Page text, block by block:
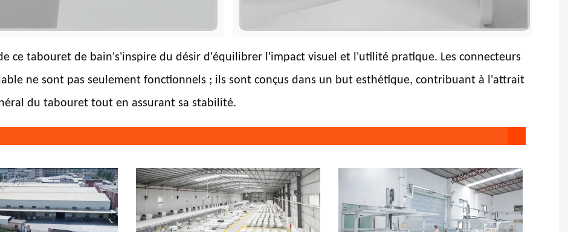
ce tabouret de bain's'inspire du désir d'équilibrer l'impact visuel et l'utilité pratique. Les connecteurs
ne sont pas seulement fonctionnels ; ils sont conçus dans un but esthétique, contribuant à l'attrait
du tabouret tout en assurant sa stabilité.